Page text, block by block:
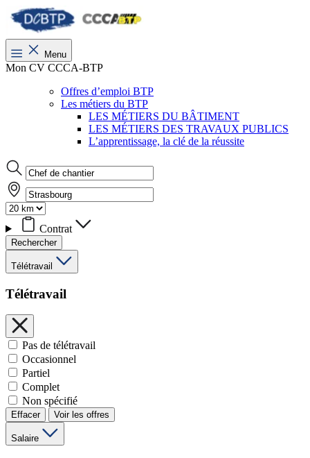
Menu
Mon CV CCCA-BTP
Offres d’emploi BTP
Les métiers du BTP
LES MÉTIERS DU BÂTIMENT
LES MÉTIERS DES TRAVAUX PUBLICS
L’apprentissage, la clé de la réussite
Contrat
Rechercher
Télétravail
Télétravail
Pas de télétravail
Occasionnel
Partiel
Complet
Non spécifié
Effacer Voir les offres
Salaire